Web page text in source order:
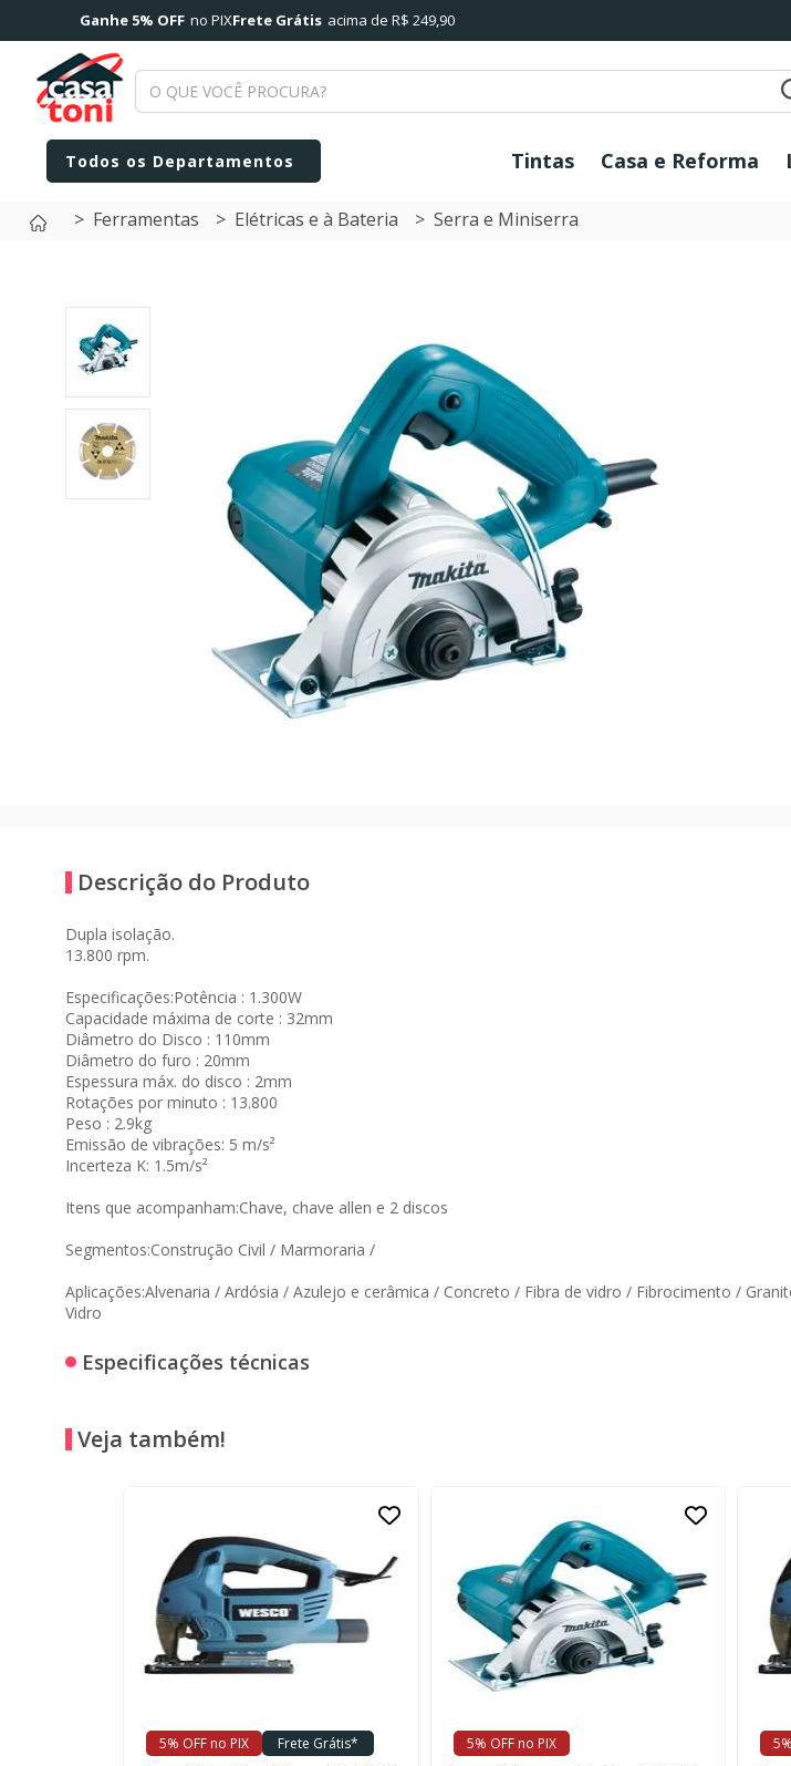
Ganhe 5% OFF no PIXFrete Grátis acima de R$ 249,90
Tintas Casa e Reforma
Ferramentas Elétricas e à Bateria Serra e Miniserra
Descrição do Produto
Dupla isolação.
13.800 rpm.
Especificações:Potência : 1.300W
Capacidade máxima de corte : 32mm
Diâmetro do Disco : 110mm
Diâmetro do furo : 20mm
Espessura máx. do disco : 2mm
Rotações por minuto : 13.800
Peso : 2.9kg
Emissão de vibrações: 5 m/s²
Incerteza K: 1.5m/s²
Itens que acompanham:Chave, chave allen e 2 discos
Segmentos:Construção Civil / Marmoraria /
Aplicações:Alvenaria / Ardósia / Azulejo e cerâmica / Concreto / Fibra de vidro / Fibrocimento /
Vidro
Especificações técnicas
Veja também!
5% OFF no PIX Frete Grátis* 5% OFF no PIX